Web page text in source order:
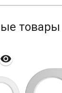
товары